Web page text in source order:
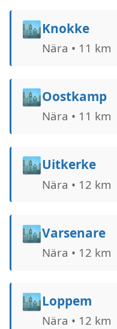
🏙️Knokke
Nära • 11 km
🏙️Oostkamp
Nära • 11 km
🏙️Uitkerke
Nära • 12 km
🏙️Varsenare
Nära • 12 km
🏙️Loppem
Nära • 12 km